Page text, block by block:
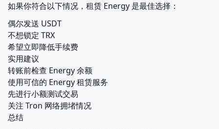
如果你符合以下情况，租赁 Energy 是最佳选择：
偶尔发送 USDT
不想锁定 TRX
希望立即降低手续费
实用建议
转账前检查 Energy 余额
使用可信的 Energy 租赁服务
先进行小额测试交易
关注 Tron 网络拥堵情况
总结